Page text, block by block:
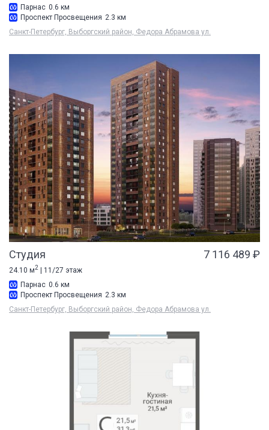
Парнас 0.6 км
Проспект Просвещения 2.3 км
Санкт-Петербург, Выборгский район, Федора Абрамова ул.
Студия 7 116 489 ₽
24.10 м2
| 11/27 этаж
Парнас 0.6 км
Проспект Просвещения 2.3 км
Санкт-Петербург, Выборгский район, Федора Абрамова ул.